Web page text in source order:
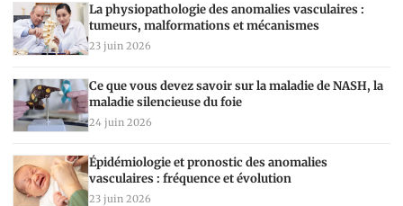
La physiopathologie des anomalies vasculaires :
tumeurs, malformations et mécanismes
23 juin 2026
Ce que vous devez savoir sur la maladie de NASH, la
maladie silencieuse du foie
24 juin 2026
Épidémiologie et pronostic des anomalies
vasculaires : fréquence et évolution
23 juin 2026